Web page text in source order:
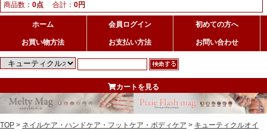
商品数： 0点 合計： 0円
ホーム 会員ログイン 初めての方へ
お買い物方法 お支払い方法 お問い合わせ
カートを見る
TOP > ネイルケア・ハンドケア・フットケア・ボディケア > キューティクルオイ